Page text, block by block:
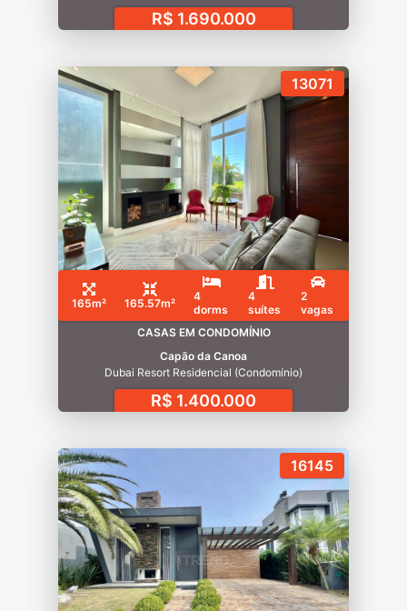
R$ 1.690.000
13071
165m² 165.57m²
4
dorms
4
suítes
2
vagas
CASAS EM CONDOMÍNIO
Capão da Canoa
Dubai Resort Residencial (Condomínio)
R$ 1.400.000
16145